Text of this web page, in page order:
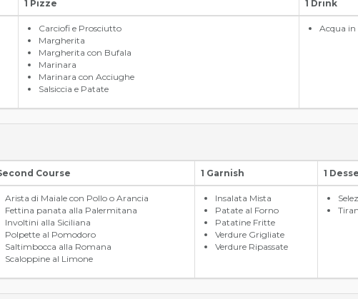
1 Pizze 1 Drink
Carciofi e Prosciutto
Margherita
Margherita con Bufala
Marinara
Marinara con Acciughe
Salsiccia e Patate
Acqua in
Course 1 Garnish 1
Arista di Maiale con Pollo o Arancia
Fettina panata alla Palermitana
Involtini alla Siciliana
Polpette al Pomodoro
Saltimbocca alla Romana
Scaloppine al Limone
Insalata Mista
Patate al Forno
Patatine Fritte
Verdure Grigliate
Verdure Ripassate